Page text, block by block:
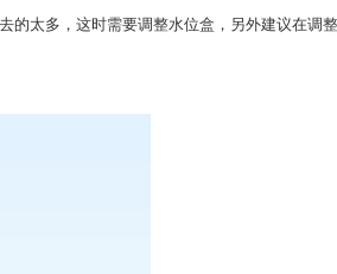
的太多，这时需要调整水位盒，另外建议在调